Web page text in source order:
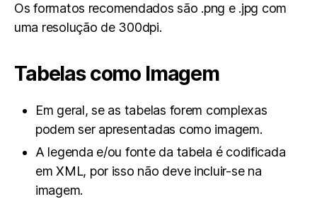
Os formatos recomendados são .png e .jpg com
uma resolução de 300dpi.
Tabelas como Imagem
Em geral, se as tabelas forem complexas
podem ser apresentadas como imagem.
A legenda e/ou fonte da tabela é codificada
em XML, por isso não deve incluir-se na
imagem.